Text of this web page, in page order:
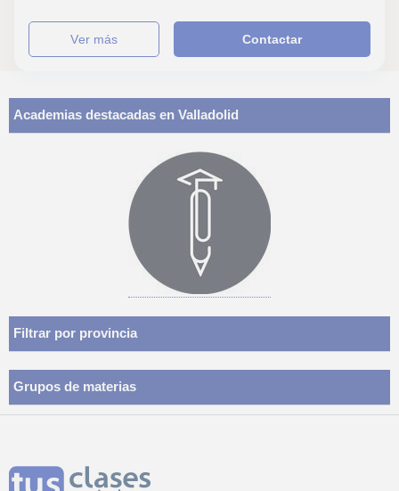
Literatura, Latín y Griego, Escritura, Lectura, Tecnología,
Programación, Dibujo técnico, Selectividad, Otros
examenes, Pruebas de acceso, Graduado en ESO (para
ver más Contactar
Academias destacadas en Valladolid
Filtrar por provincia
Grupos de materias